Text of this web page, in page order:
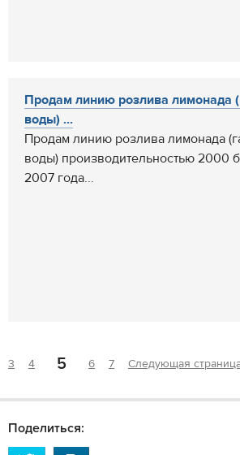
Продам линию розлива лимонада
воды) ...
Продам линию розлива лимонада
воды) производительностью 2000
2007 года...
3 4 5 6 7 Следующая
Поделиться: